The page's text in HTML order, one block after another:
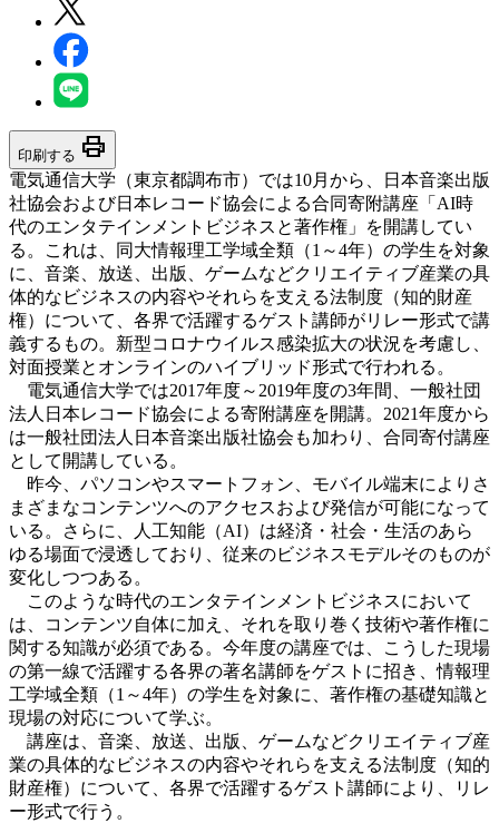
印刷する print
電気通信大学（東京都調布市）では10月から、日本音楽出版
社協会および日本レコード協会による合同寄附講座「AI時
代のエンタテインメントビジネスと著作権」を開講してい
る。これは、同大情報理工学域全類（1～4年）の学生を対象
に、音楽、放送、出版、ゲームなどクリエイティブ産業の具
体的なビジネスの内容やそれらを支える法制度（知的財産
権）について、各界で活躍するゲスト講師がリレー形式で講
義するもの。新型コロナウイルス感染拡大の状況を考慮し、
対面授業とオンラインのハイブリッド形式で行われる。
電気通信大学では2017年度～2019年度の3年間、一般社団
法人日本レコード協会による寄附講座を開講。2021年度から
は一般社団法人日本音楽出版社協会も加わり、合同寄付講座
として開講している。
昨今、パソコンやスマートフォン、モバイル端末によりさ
まざまなコンテンツへのアクセスおよび発信が可能になって
いる。さらに、人工知能（AI）は経済・社会・生活のあら
ゆる場面で浸透しており、従来のビジネスモデルそのものが
変化しつつある。
このような時代のエンタテインメントビジネスにおいて
は、コンテンツ自体に加え、それを取り巻く技術や著作権に
関する知識が必須である。今年度の講座では、こうした現場
の第一線で活躍する各界の著名講師をゲストに招き、情報理
工学域全類（1～4年）の学生を対象に、著作権の基礎知識と
現場の対応について学ぶ。
講座は、音楽、放送、出版、ゲームなどクリエイティブ産
業の具体的なビジネスの内容やそれらを支える法制度（知的
財産権）について、各界で活躍するゲスト講師により、リレ
ー形式で行う。